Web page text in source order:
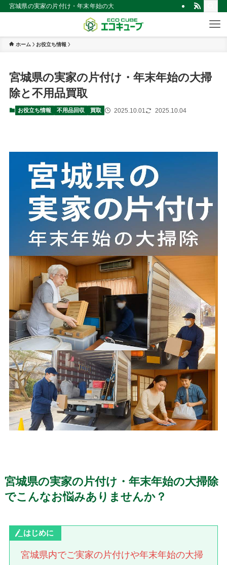
宮城県の実家の片付け・年末年始の大掃除と不用品買取 | 仙台市の不用品買
ホーム お役立ち情報
宮城県の実家の片付け・年末年始の大掃
除と不用品買取
お役立ち情報 不用品回収 買取 2025.10.01 2025.10.04
宮城県の実家の片付け・年末年始の大掃除
でこんなお悩みありませんか？
はじめに
宮城県内でご実家の片付けや年末年始の大掃